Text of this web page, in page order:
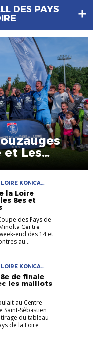
DES PAYS
Les
LOIRE KONICA
la Loire
8es et
des Pays de
Centre
end des 14 et
au...
LOIRE KONICA
DE LA LOIRE
8e de finale
les maillots
au Centre
Saint-Sébastien
du tableau
de la Loire